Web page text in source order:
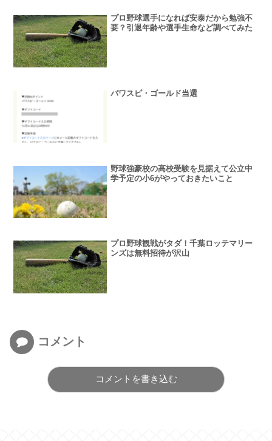
プロ野球選手になれば安泰だから勉強不
要？引退年齢や選手生命など調べてみた
パワスピ・ゴールド当選
野球強豪校の高校受験を見据えて公立中
学予定の小6がやっておきたいこと
プロ野球観戦がタダ！千葉ロッテマリー
ンズは無料招待が沢山
コメント
コメントを書き込む